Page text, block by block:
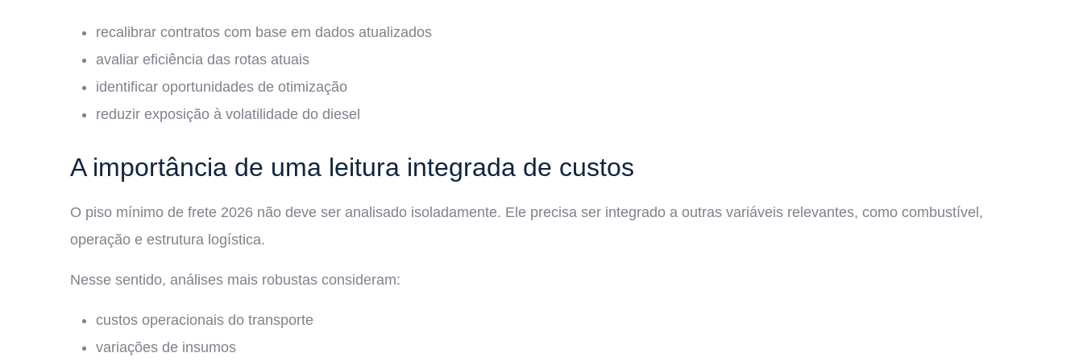
recalibrar contratos com base em dados atualizados
avaliar eficiência das rotas atuais
identificar oportunidades de otimização
reduzir exposição à volatilidade do diesel
A importância de uma leitura integrada de custos
O piso mínimo de frete 2026 não deve ser analisado isoladamente. Ele precisa ser integrado a outras variáveis relevantes, como combustível,
operação e estrutura logística.
Nesse sentido, análises mais robustas consideram:
custos operacionais do transporte
variações de insumos